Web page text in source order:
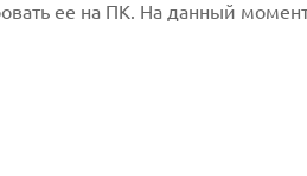
ее на ПК. На данный